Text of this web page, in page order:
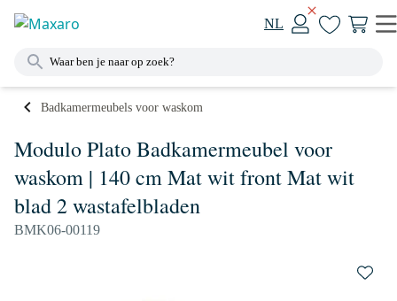
NL
Badkamermeubels voor waskom
Modulo Plato Badkamermeubel voor
waskom | 140 cm Mat wit front Mat wit
blad 2 wastafelbladen
BMK06-00119